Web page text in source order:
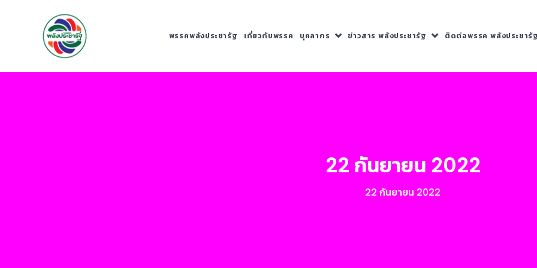
พรรคพลังประชารัฐ เกี่ยวกับพรรค บุคลากร ข่าวสาร พลังประชารัฐ ติดต่อพรรค พลังประชารัฐ
22 กันยายน 2022
22 กันยายน 2022